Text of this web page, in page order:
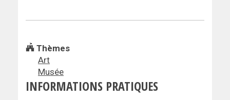
Thèmes
Art
Musée
INFORMATIONS PRATIQUES